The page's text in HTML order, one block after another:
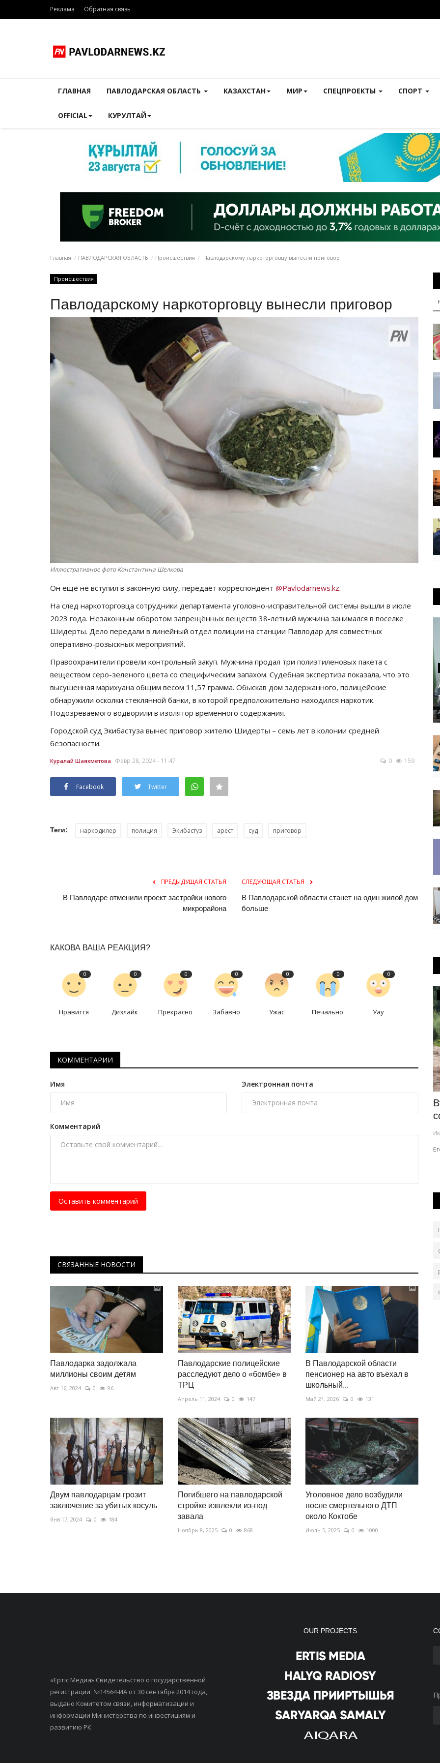
Реклама Обратная связь
ГЛАВНАЯ ПАВЛОДАРСКАЯ ОБЛАСТЬ КАЗАХСТАН МИР СПЕЦПРОЕКТЫ СПОРТ
OFFICIAL КУРУЛТАЙ
Главная ПАВЛОДАРСКАЯ ОБЛАСТЬ Происшествия Павлодарскому наркоторговцу вынесли приговор
Происшествия
Павлодарскому наркоторговцу вынесли приговор
Иллюстративное фото Константина Шелкова
Он ещё не вступил в законную силу, передаёт корреспондент @Pavlodarnews.kz.
На след наркоторговца сотрудники департамента уголовно-исправительной системы вышли в июле
2023 года. Незаконным оборотом запрещённых веществ 38-летний мужчина занимался в поселке
Шидерты. Дело передали в линейный отдел полиции на станции Павлодар для совместных
оперативно-розыскных мероприятий.
Правоохранители провели контрольный закуп. Мужчина продал три полиэтиленовых пакета с
веществом серо-зеленого цвета со специфическим запахом. Судебная экспертиза показала, что это
высушенная марихуана общим весом 11,57 грамма. Обыскав дом задержанного, полицейские
обнаружили осколки стеклянной банки, в которой предположительно находился наркотик.
Подозреваемого водворили в изолятор временного содержания.
Городской суд Экибастуза вынес приговор жителю Шидерты – семь лет в колонии средней
безопасности.
Куралай Шаяхметова Февр 28, 2024 - 11:47 0 159
Facebook Twitter
Теги: наркодилер полиция Экибастуз арест суд приговор
ПРЕДЫДУЩАЯ СТАТЬЯ
В Павлодаре отменили проект застройки нового
микрорайона
СЛЕДУЮЩАЯ СТАТЬЯ
В Павлодарской области станет на один жилой дом
больше
КАКОВА ВАША РЕАКЦИЯ?
0
Нравится
0
Дизлайк
0
Прекрасно
0
Забавно
0
Ужас
0
Печально
0
Уау
КОММЕНТАРИИ
Имя Электронная почта
Комментарий
Оставить комментарий
СВЯЗАННЫЕ НОВОСТИ
Павлодарка задолжала
миллионы своим детям
Авг 16, 2024 0 96
Павлодарские полицейские
расследуют дело о «бомбе» в
ТРЦ
Апрель 11, 2024 0 147
В Павлодарской области
пенсионер на авто въехал в
школьный...
Май 21, 2026 0 131
Двум павлодарцам грозит
заключение за убитых косуль
Янв 17, 2024 0 184
Погибшего на павлодарской
стройке извлекли из-под
завала
Ноябрь 8, 2025 0 868
Уголовное дело возбудили
после смертельного ДТП
около Коктобе
Июль 5, 2025 0 1000
французы оступились в...
Июль 15, 2026
Сборная Испании стала первым финалистом
Летний спорт
В Теренколе организовали турнир по
пляжному волейболу
«Ертiс Медиа» Свидетельство о государственной
регистрации: №14564-ИА от 30 сентября 2014 года,
выдано Комитетом связи, информатизации и
информации Министерства по инвестициям и
развитию РК
OUR PROJECTS